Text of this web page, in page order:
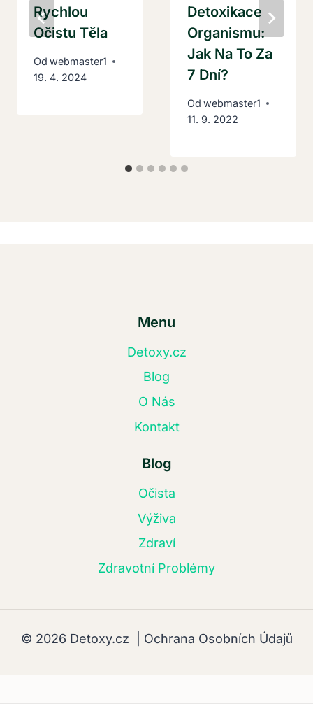
Rychlou
Očistu Těla
Od webmaster1
19. 4. 2024
Detoxikace
Organismu:
Jak Na To Za
7 Dní?
Od webmaster1
11. 9. 2022
Menu
Detoxy.cz
Blog
O Nás
Kontakt
Blog
Očista
Výživa
Zdraví
Zdravotní Problémy
© 2026 Detoxy.cz | Ochrana Osobních Údajů